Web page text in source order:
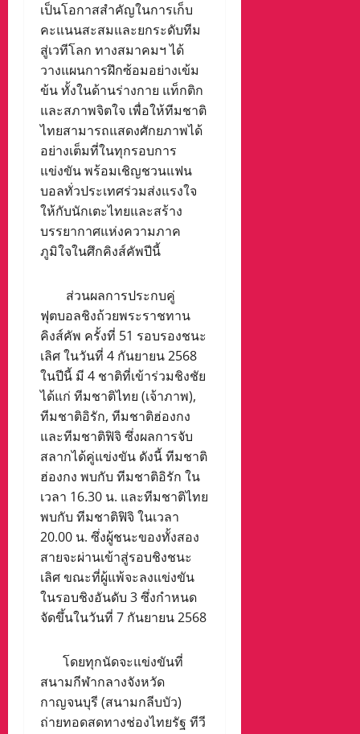
เป็นโอกาสสำคัญในการเก็บ
คะแนนสะสมและยกระดับทีม
สู่เวทีโลก ทางสมาคมฯ ได้
วางแผนการฝึกซ้อมอย่างเข้ม
ข้น ทั้งในด้านร่างกาย แท็กติก
และสภาพจิตใจ เพื่อให้ทีมชาติ
ไทยสามารถแสดงศักยภาพได้
อย่างเต็มที่ในทุกรอบการ
แข่งขัน พร้อมเชิญชวนแฟน
บอลทั่วประเทศร่วมส่งแรงใจ
ให้กับนักเตะไทยและสร้าง
บรรยากาศแห่งความภาค
ภูมิใจในศึกคิงส์คัพปีนี้
ส่วนผลการประกบคู่
ฟุตบอลชิงถ้วยพระราชทาน
คิงส์คัพ ครั้งที่ 51 รอบรองชนะ
เลิศ ในวันที่ 4 กันยายน 2568
ในปีนี้ มี 4 ชาติที่เข้าร่วมชิงชัย
ได้แก่ ทีมชาติไทย (เจ้าภาพ),
ทีมชาติอิรัก, ทีมชาติฮ่องกง
และทีมชาติฟิจิ ซึ่งผลการจับ
สลากได้คู่แข่งขัน ดังนี้ ทีมชาติ
ฮ่องกง พบกับ ทีมชาติอิรัก ใน
เวลา 16.30 น. และทีมชาติไทย
พบกับ ทีมชาติฟิจิ ในเวลา
20.00 น. ซึ่งผู้ชนะของทั้งสอง
สายจะผ่านเข้าสู่รอบชิงชนะ
เลิศ ขณะที่ผู้แพ้จะลงแข่งขัน
ในรอบชิงอันดับ 3 ซึ่งกำหนด
จัดขึ้นในวันที่ 7 กันยายน 2568
โดยทุกนัดจะแข่งขันที่
สนามกีฬากลางจังหวัด
กาญจนบุรี (สนามกลีบบัว)
ถ่ายทอดสดทางช่องไทยรัฐ ทีวี